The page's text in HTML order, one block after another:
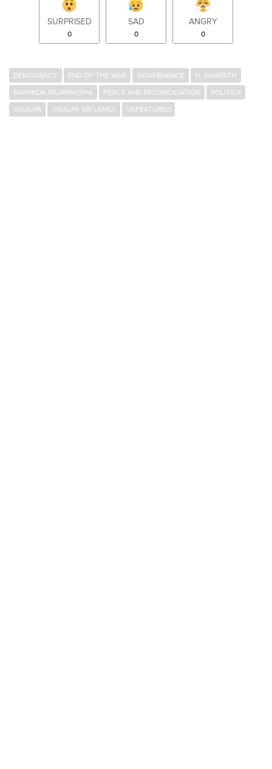
SURPRISED
0
SAD
0
ANGRY
0
DEMOCRACY END OF THE WAR GOVERNANCE
H. SAMPATH
MAHINDA RAJAPAKSHA
PEACE AND RECONCILIATION
POLITICS
VIKALPA
VIKALPA SRI LANKA VKFEATURED